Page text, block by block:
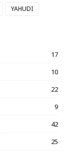
YAHUDI
17
10
22
9
42
25